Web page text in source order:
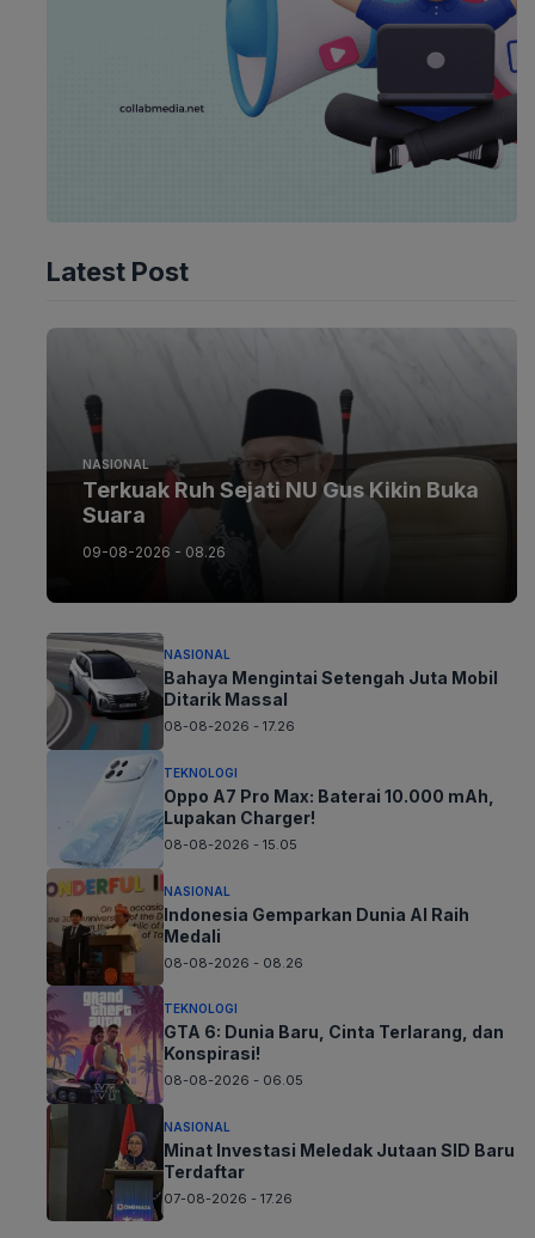
Latest Post
NASIONAL
Terkuak Ruh Sejati NU Gus Kikin Buka
Suara
09-08-2026 - 08.26
NASIONAL
Bahaya Mengintai Setengah Juta Mobil
Ditarik Massal
08-08-2026 - 17.26
TEKNOLOGI
Oppo A7 Pro Max: Baterai 10.000 mAh,
Lupakan Charger!
08-08-2026 - 15.05
NASIONAL
Indonesia Gemparkan Dunia AI Raih
Medali
08-08-2026 - 08.26
TEKNOLOGI
GTA 6: Dunia Baru, Cinta Terlarang, dan
Konspirasi!
08-08-2026 - 06.05
NASIONAL
Minat Investasi Meledak Jutaan SID Baru
Terdaftar
07-08-2026 - 17.26